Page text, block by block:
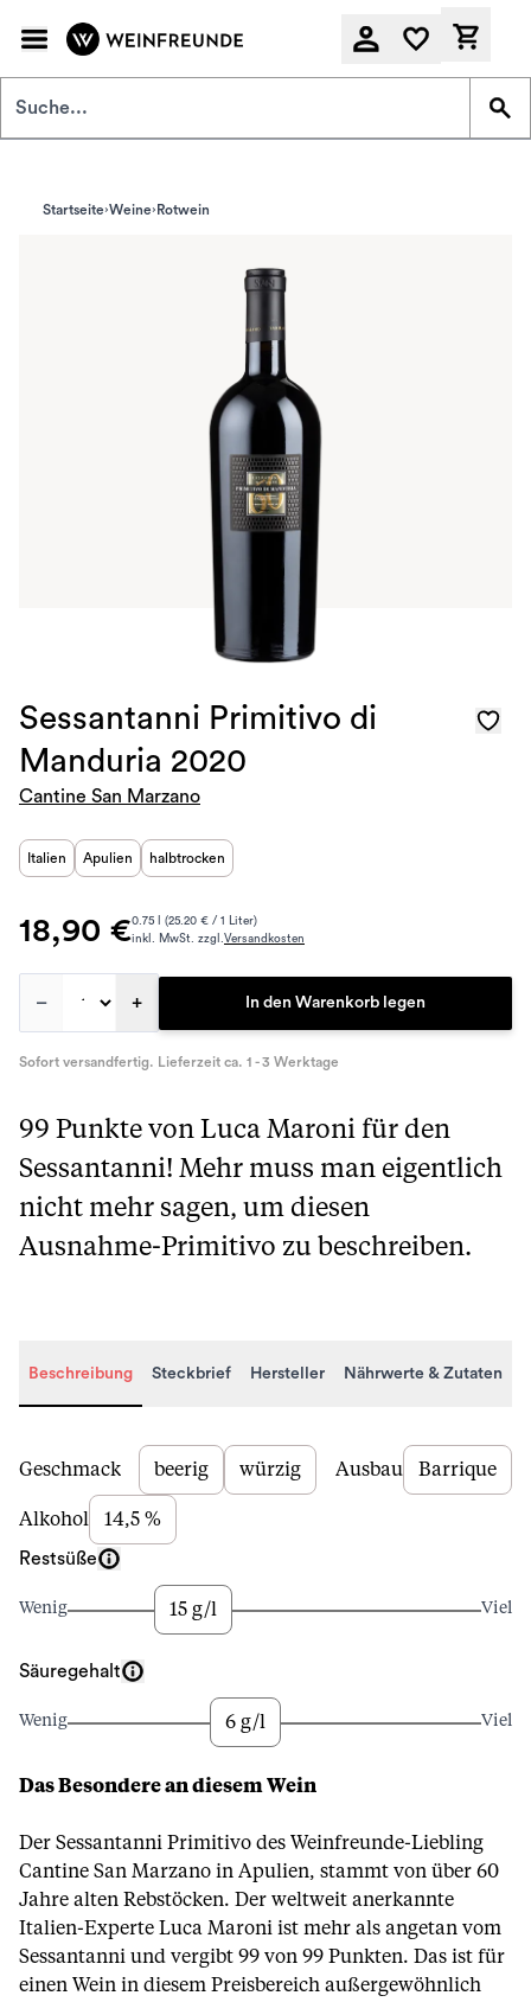
Startseite Weine Rotwein
Sessantanni Primitivo di
Manduria 2020
Cantine San Marzano
Italien Apulien halbtrocken
18,90 €0.75 l (25.20 € / 1 Liter)
inkl. MwSt. zzgl.Versandkosten
– + In den Warenkorb legen
Sofort versandfertig. Lieferzeit ca. 1 - 3 Werktage
99 Punkte von Luca Maroni für den
Sessantanni! Mehr muss man eigentlich
nicht mehr sagen, um diesen
Ausnahme-Primitivo zu beschreiben.
Beschreibung Steckbrief Hersteller Nährwerte & Zutaten
Beschreibung
Geschmack beerig würzig Ausbau Barrique
Alkohol 14,5 %
Restsüße
Wenig 15 g/l Viel
Säuregehalt
Wenig 6 g/l Viel
Das Besondere an diesem Wein
Der Sessantanni Primitivo des Weinfreunde-Liebling
Cantine San Marzano in Apulien, stammt von über 60
Jahre alten Rebstöcken. Der weltweit anerkannte
Italien-Experte Luca Maroni ist mehr als angetan vom
Sessantanni und vergibt 99 von 99 Punkten. Das ist für
einen Wein in diesem Preisbereich außergewöhnlich